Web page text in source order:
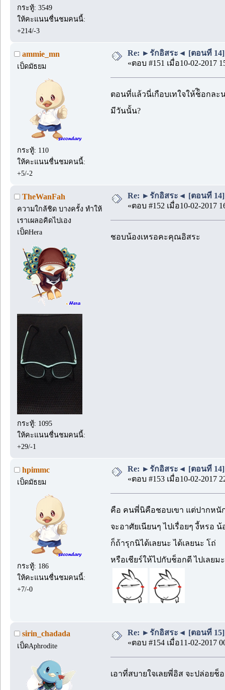
กระทู้: 3549
ให้คะแนนชื่นชมคนนี้:
+214/-3
ammie_mn
เป็ดมัธยม
กระทู้: 110
ให้คะแนนชื่นชมคนนี้:
+5/-2
Re: ►รักอิสระ◄ [ตอนที่ 14]
«ตอบ #151 เมื่อ10-02-2017
ตอนที่แล้วนี่เกือบเทใจให้ช็ิอกล
มีวันนั้น?
TheWanFah
ความใกล้ชิด บางครั้ง ทำให้
เราเผลอคิดไปเอง
เป็ดHera
กระทู้: 1095
ให้คะแนนชื่นชมคนนี้:
+29/-1
Re: ►รักอิสระ◄ [ตอนที่ 14]
«ตอบ #152 เมื่อ10-02-2017
ชอบน้องเหรอคะคุณอิสระ
hpimmc
เป็ดมัธยม
กระทู้: 186
ให้คะแนนชื่นชมคนนี้:
+7/-0
Re: ►รักอิสระ◄ [ตอนที่ 14]
«ตอบ #153 เมื่อ10-02-2017
คือ คนพี่นิคือชอบเขา แต่ปากหนั
จะอาศัยเนียนๆ ไปเรื่อยๆ งี้หรอ
ก็ถ้ารุกนิได้เลยนะ ได้เลยนะ โถ่
หรือเชียร์ให้ไปกับช็อกดี ไปเลย
sirin_chadada
เป็ดAphrodite
Re: ►รักอิสระ◄ [ตอนที่ 15]
«ตอบ #154 เมื่อ11-02-2017
เอาที่สบายใจเลยพี่อิส จะปล่อย